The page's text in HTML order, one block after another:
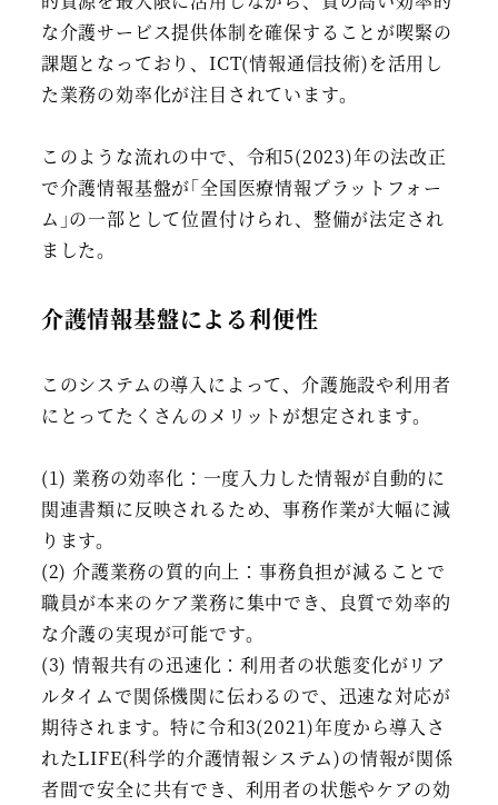
な介護サービス提供体制を確保することが喫緊の
課題となっており、ICT(情報通信技術)を活用し
た業務の効率化が注目されています。
このような流れの中で、令和5(2023)年の法改正
で介護情報基盤が｢全国医療情報プラットフォー
ム｣の一部として位置付けられ、整備が法定され
ました。
介護情報基盤による利便性
このシステムの導入によって、介護施設や利用者
にとってたくさんのメリットが想定されます。
(1) 業務の効率化：一度入力した情報が自動的に
関連書類に反映されるため、事務作業が大幅に減
ります。
(2) 介護業務の質的向上：事務負担が減ることで
職員が本来のケア業務に集中でき、良質で効率的
な介護の実現が可能です。
(3) 情報共有の迅速化：利用者の状態変化がリア
ルタイムで関係機関に伝わるので、迅速な対応が
期待されます。特に令和3(2021)年度から導入さ
れたLIFE(科学的介護情報システム)の情報が関係
者間で安全に共有でき、利用者の状態やケアの効